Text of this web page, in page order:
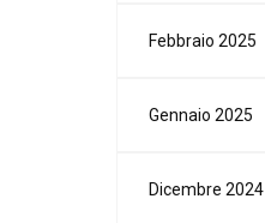
Febbraio 2025
Gennaio 2025
Dicembre 2024